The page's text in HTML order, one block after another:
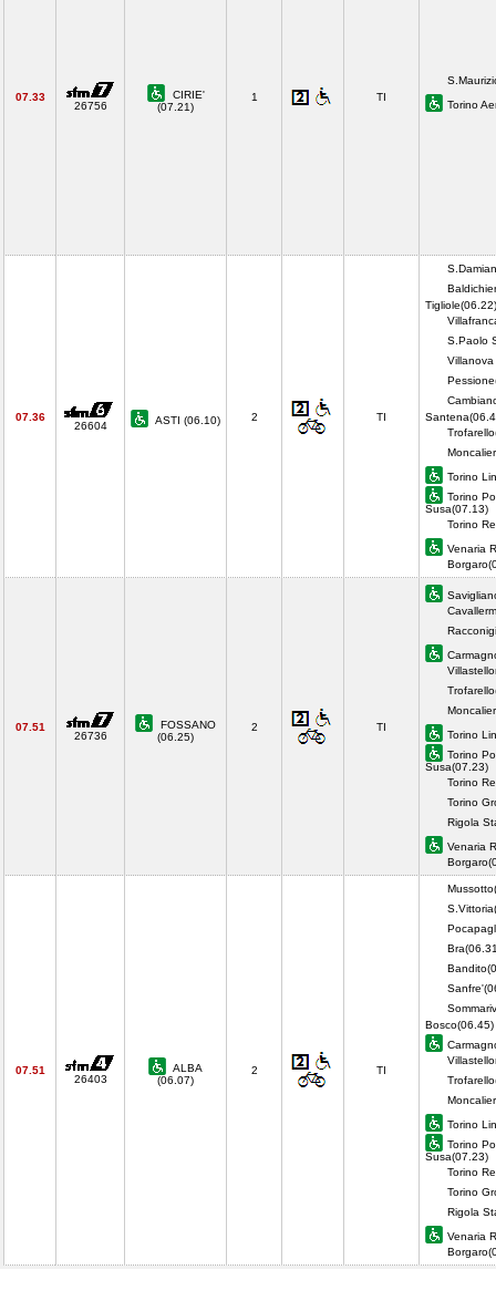
07.33
26756
CIRIE'
(07.21)
1 TI
Torino
07.36
26604 ASTI (06.10) 2 TI
Tigliole(06.22)
S.Paolo
Torino
Torino
Susa(07.13)
Torino
Venaria
07.51
26736
FOSSANO
(06.25)
2 TI
Torino
Torino
Susa(07.23)
Torino
Torino
Rigola
Venaria
07.51
26403
ALBA
(06.07)
2 TI
Bosco(06.45)
Torino
Torino
Susa(07.23)
Torino
Torino
Rigola
Venaria